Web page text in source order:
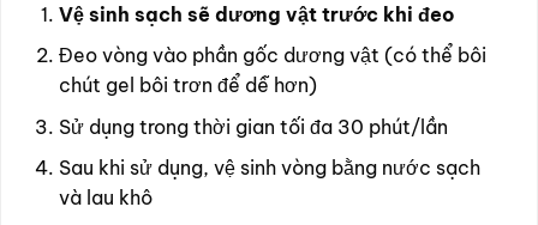
Vệ sinh sạch sẽ dương vật trước khi đeo
Đeo vòng vào phần gốc dương vật (có thể bôi
chút gel bôi trơn để dễ hơn)
Sử dụng trong thời gian tối đa 30 phút/lần
Sau khi sử dụng, vệ sinh vòng bằng nước sạch
và lau khô